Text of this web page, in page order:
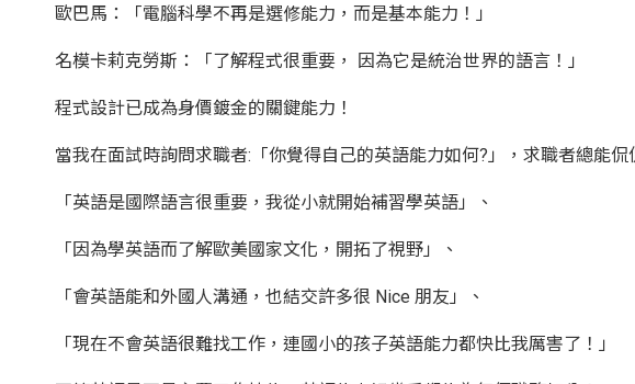
歐巴馬：「電腦科學不再是選修能力，而是基本能力！」
名模卡莉克勞斯：「了解程式很重要， 因為它是統治世界的語言！」
程式設計已成為身價鍍金的關鍵能力！
當我在面試時詢問求職者:「你覺得自己的英語能力如何?」，求職者總能侃
「英語是國際語言很重要，我從小就開始補習學英語」、
「因為學英語而了解歐美國家文化，開拓了視野」、
「會英語能和外國人溝通，也結交許多很 Nice 朋友」、
「現在不會英語很難找工作，連國小的孩子英語能力都快比我厲害了！」